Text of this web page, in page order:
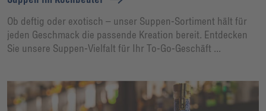
Ob deftig oder exotisch – unser Suppen-Sortiment hält für
jeden Geschmack die passende Kreation bereit. Entdecken
Sie unsere Suppen-Vielfalt für Ihr To-Go-Geschäft ...